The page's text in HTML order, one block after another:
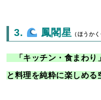
3. 鳳閣星 （ほうかく
「キッチン・食まわり
と料理を純粋に楽しめ